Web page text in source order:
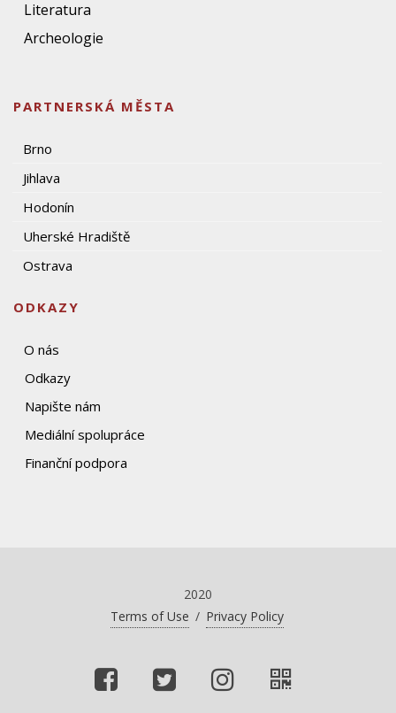
Literatura
Archeologie
PARTNERSKÁ MĚSTA
Brno
Jihlava
Hodonín
Uherské Hradiště
Ostrava
ODKAZY
O nás
Odkazy
Napište nám
Mediální spolupráce
Finanční podpora
2020
Terms of Use / Privacy Policy